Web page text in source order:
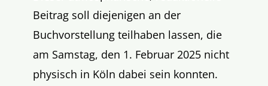
Beitrag soll diejenigen an der
Buchvorstellung teilhaben lassen, die
am Samstag, den 1. Februar 2025 nicht
physisch in Köln dabei sein konnten.